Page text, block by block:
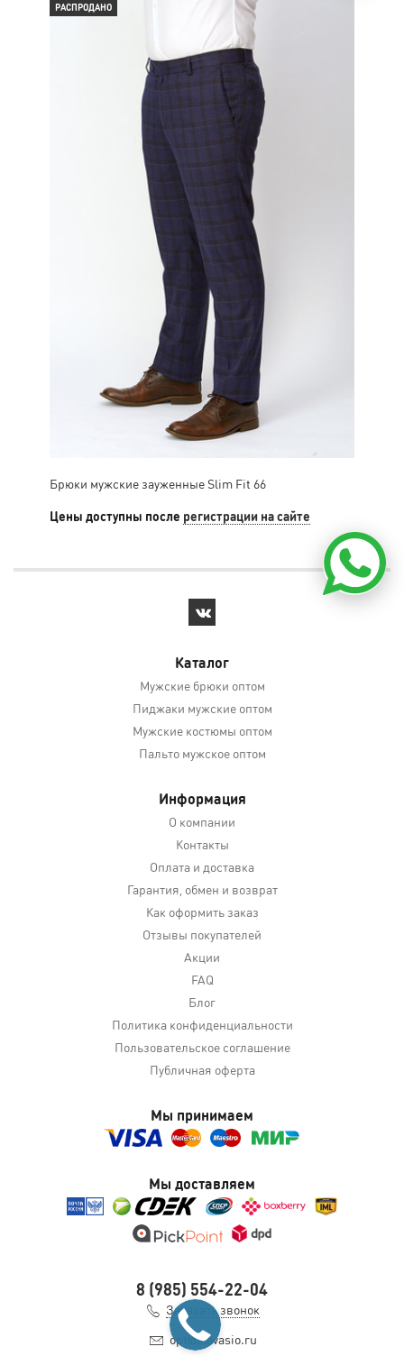
РАСПРОДАНО
Брюки мужские зауженные Slim Fit 66
Цены доступны после регистрации на сайте
Каталог
Мужские брюки оптом
Пиджаки мужские оптом
Мужские костюмы оптом
Пальто мужское оптом
Информация
О компании
Контакты
Оплата и доставка
Гарантия, обмен и возврат
Как оформить заказ
Отзывы покупателей
Акции
FAQ
Блог
Политика конфиденциальности
Пользовательское соглашение
Публичная оферта
Мы принимаем
Мы доставляем
8 (985) 554-22-04
Заказать звонок
opt@slavasio.ru